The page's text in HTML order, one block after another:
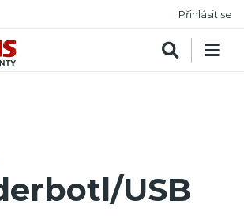
Přihlásit se
USB